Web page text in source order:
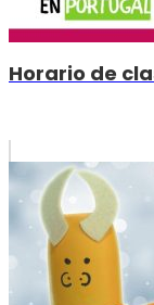
Horario de